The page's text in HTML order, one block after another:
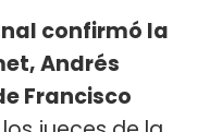
confirmó la
Andrés
Francisco